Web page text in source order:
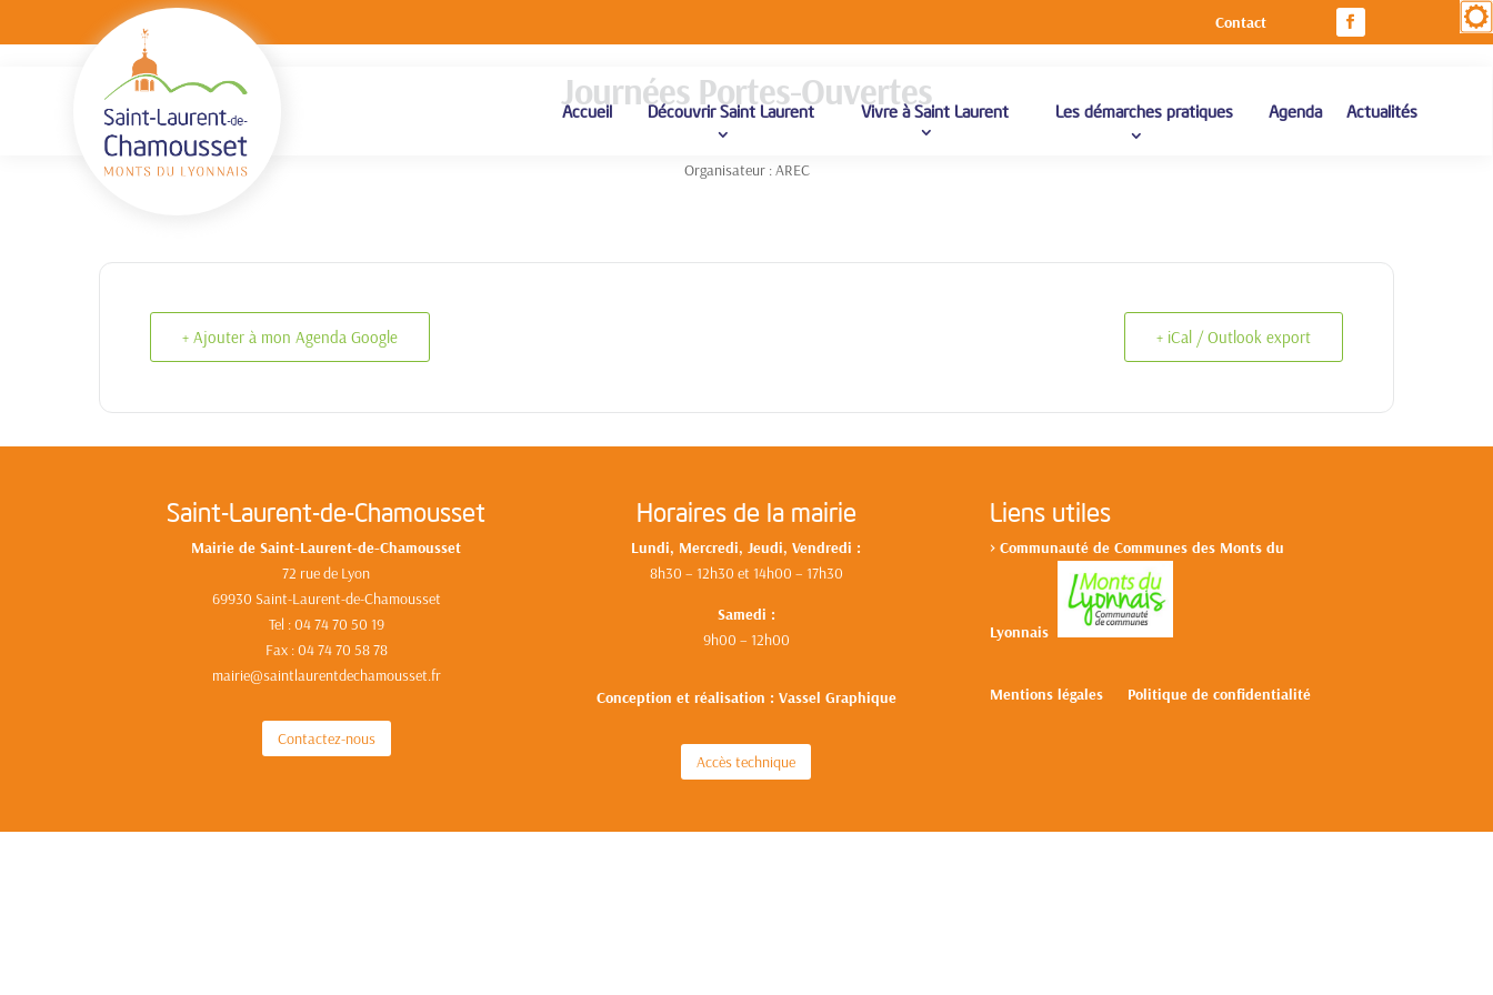
Contact
Accueil Découvrir Saint Laurent Vivre à Saint Laurent Les démarches pratiques Agenda Actualités
Journées Portes-Ouvertes
Organisateur : AREC
+ Ajouter à mon Agenda Google + iCal / Outlook export
Saint-Laurent-de-Chamousset
Mairie de Saint-Laurent-de-Chamousset
72 rue de Lyon
69930 Saint-Laurent-de-Chamousset
Tel : 04 74 70 50 19
Fax : 04 74 70 58 78
mairie@saintlaurentdechamousset.fr
Contactez-nous
Horaires de la mairie
Lundi, Mercredi, Jeudi, Vendredi :
8h30 – 12h30 et 14h00 – 17h30
Samedi :
9h00 – 12h00
Conception et réalisation : Vassel Graphique
Accès technique
Liens utiles
> Communauté de Communes des Monts du
Lyonnais
Mentions légales Politique de confidentialité